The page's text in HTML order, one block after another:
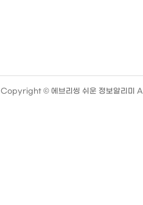
니더라도 현재와 많이 다르
Copyright © 에브리씽 쉬운 정보알리미